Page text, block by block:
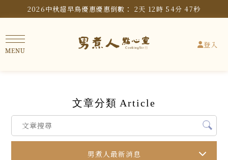
2026中秋超早鳥優惠優惠倒數： 2天 12時 54分 46秒
登入
文章分類 Article
男煮人最新消息